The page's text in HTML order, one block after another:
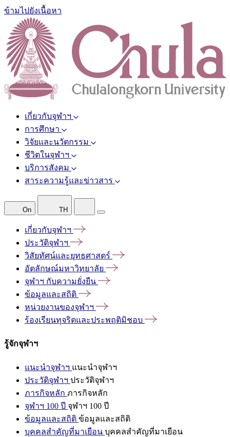
ข้ามไปยังเนื้อหา
เกี่ยวกับจุฬาฯ
การศึกษา
วิจัยและนวัตกรรม
ชีวิตในจุฬาฯ
บริการสังคม
สาระความรู้และข่าวสาร
On TH
เกี่ยวกับจุฬาฯ
ประวัติจุฬาฯ
วิสัยทัศน์และยุทธศาสตร์
อัตลักษณ์มหาวิทยาลัย
จุฬาฯ กับความยั่งยืน
ข้อมูลและสถิติ
หน่วยงานของจุฬาฯ
ร้องเรียนทุจริตและประพฤติมิชอบ
รู้จักจุฬาฯ
แนะนำจุฬาฯ แนะนำจุฬาฯ
ประวัติจุฬาฯ ประวัติจุฬาฯ
ภารกิจหลัก ภารกิจหลัก
จุฬาฯ 100 ปี จุฬาฯ 100 ปี
ข้อมูลและสถิติ ข้อมูลและสถิติ
บุคคลสำคัญที่มาเยือน บุคคลสำคัญที่มาเยือน